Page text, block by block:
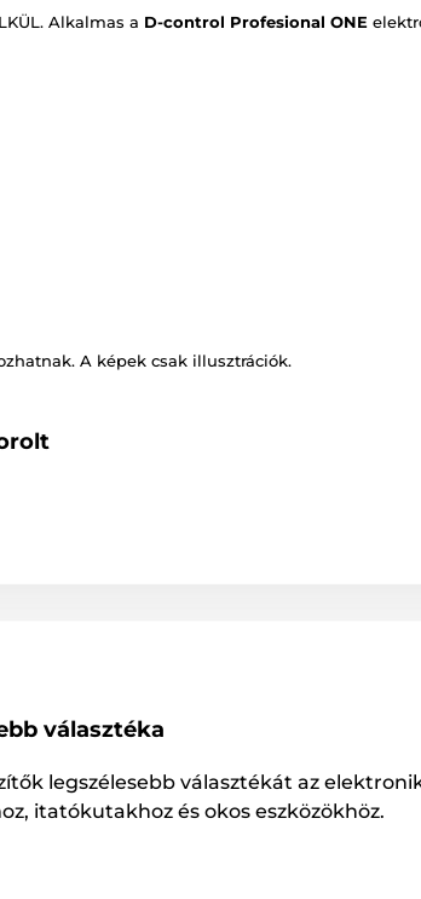
Alkalmas a D-control Profesional ONE
A képek csak illusztrációk.
választéka
legszélesebb választékát az
itatókutakhoz és okos eszközökhöz.